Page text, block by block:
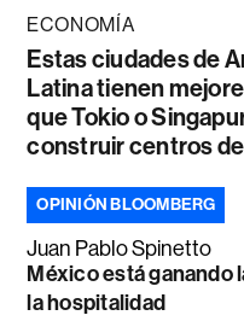
ECONOMÍA
Estas ciudades de
Latina tienen
que Tokio o
construir centros
OPINIÓN BLOOMBERG
Juan Pablo Spinetto
México está ganando
la hospitalidad